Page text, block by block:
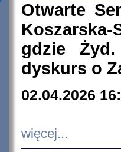
Otwarte
Koszarska-
gdzie
dyskurs o
02.04.2026
więcej...